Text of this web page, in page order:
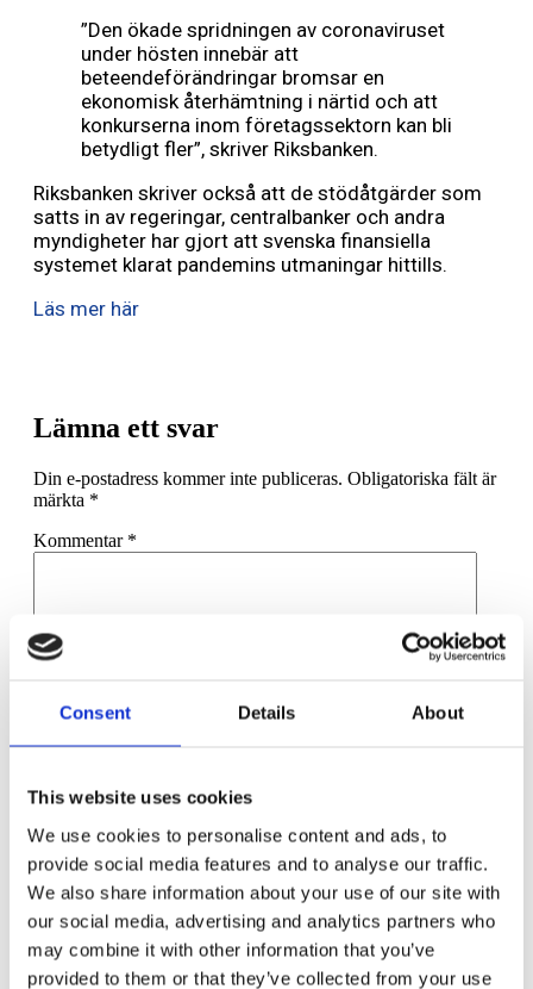
Consent Details About
This website uses cookies
We use cookies to personalise content and ads, to
provide social media features and to analyse our traffic.
We also share information about your use of our site with
our social media, advertising and analytics partners who
may combine it with other information that you’ve
provided to them or that they’ve collected from your use
”Den ökade spridningen av coronaviruset
under hösten innebär att
beteendeförändringar bromsar en
ekonomisk återhämtning i närtid och att
konkurserna inom företagssektorn kan bli
betydligt fler”, skriver Riksbanken.
Riksbanken skriver också att de stödåtgärder som
satts in av regeringar, centralbanker och andra
myndigheter har gjort att svenska finansiella
systemet klarat pandemins utmaningar hittills.
Läs mer här
Lämna ett svar
Din e-postadress kommer inte publiceras. Obligatoriska fält är
märkta *
Kommentar *
Webbplats
Spara mitt namn, min e-postadress och webbplats i denna
webbläsare till nästa gång jag skriver en kommentar.